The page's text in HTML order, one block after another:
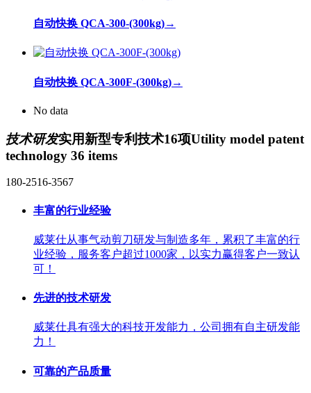
自动快换 QCA-300-(300kg)→
自动快换 QCA-300F-(300kg)→
No data
技术研发实用新型专利技术16项Utility model patent
technology 36 items
180-2516-3567
丰富的行业经验
威莱仕从事气动剪刀研发与制造多年，累积了丰富的行
业经验，服务客户超过1000家，以实力赢得客户一致认
可！
先进的技术研发
威莱仕具有强大的科技开发能力，公司拥有自主研发能
力！
可靠的产品质量